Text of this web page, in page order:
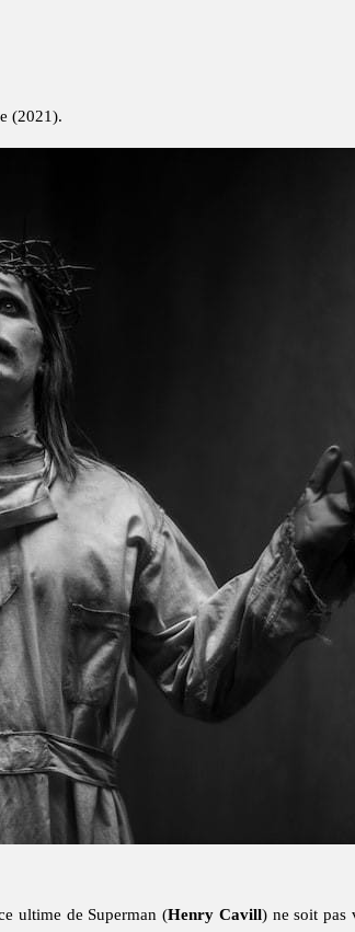
(2021).
ultime de Superman (Henry Cavill) ne soit pas